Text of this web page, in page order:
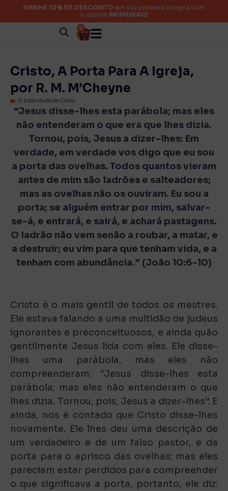
GANHE 10% DE DESCONTO em sua primeira compra com
o cupom PRIMEIRA10
0
Cristo, A Porta Para A Igreja,
por R. M. M’Cheyne
O Estandarte de Cristo
“Jesus disse-lhes esta parábola; mas eles
não entenderam o que era que lhes dizia.
Tornou, pois, Jesus a dizer-lhes: Em
verdade, em verdade vos digo que eu sou
a porta das ovelhas. Todos quantos vieram
antes de mim são ladrões e salteadores;
mas as ovelhas não os ouviram. Eu sou a
porta; se alguém entrar por mim, salvar-
se-á, e entrará, e sairá, e achará pastagens.
O ladrão não vem senão a roubar, a matar, e
a destruir; eu vim para que tenham vida, e a
tenham com abundância.” (João 10:6-10)
Cristo é o mais gentil de todos os mestres.
Ele estava falando a uma multidão de judeus
ignorantes e preconceituosos, e ainda quão
gentilmente Jesus lida com eles. Ele disse-
lhes uma parábola, mas eles não
compreenderam. “Jesus disse-lhes esta
parábola; mas eles não entenderam o que
lhes dizia. Tornou, pois, Jesus a dizer-lhes”. E
ainda, nos é contado que Cristo disse-lhes
novamente. Ele lhes deu uma descrição de
um verdadeiro e de um falso pastor, e da
porta para o aprisco das ovelhas; mas eles
pareciam estar perdidos para compreender
o que significava a porta, portanto, ele diz: